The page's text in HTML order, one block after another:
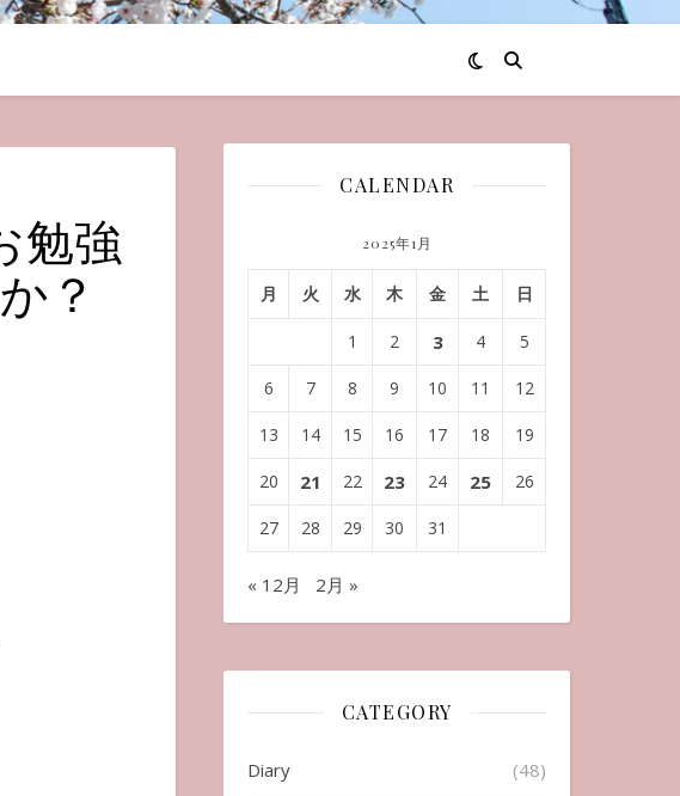
勉強
？
CALENDAR
2025年1月
月 火 水 木 金 土 日
1 2 3 4 5
6 7 8 9 10 11 12
13 14 15 16 17 18 19
20 21 22 23 24 25 26
27 28 29 30 31
« 12月 2月 »
CATEGORY
Diary (48)